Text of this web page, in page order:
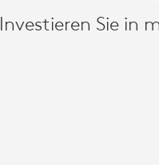
Investieren Sie in